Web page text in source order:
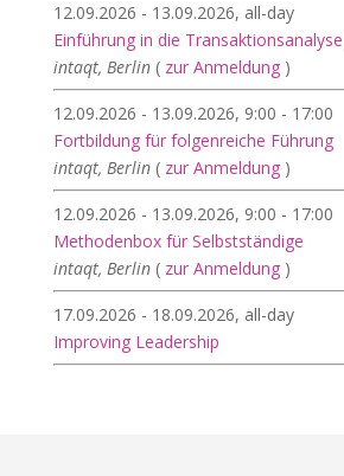
12.09.2026 - 13.09.2026, all-day
Einführung in die
intaqt, Berlin ( zur Anmeldung)
12.09.2026 - 13.09.2026, 9:00 - 17:00
Fortbildung für folgenreiche Führung
intaqt, Berlin ( zur Anmeldung)
12.09.2026 - 13.09.2026, 9:00 - 17:00
Methodenbox für Selbstständige
intaqt, Berlin ( zur Anmeldung)
17.09.2026 - 18.09.2026, all-day
Improving Leadership